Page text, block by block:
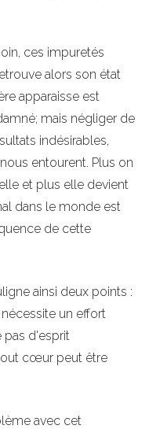
ces impuretés
alors son état
apparaisse est
mais négliger de
indésirables,
entourent. Plus on
et plus elle devient
dans le monde est
de cette
ainsi deux points :
un effort
pas d'esprit
cœur peut être
avec cet